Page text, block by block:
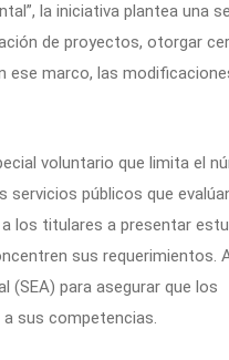
la iniciativa plantea una
de proyectos, otorgar
ese marco, las
voluntario que limita el
públicos que
los titulares a presentar
sus requerimientos.
(SEA) para asegurar que los
sus competencias.